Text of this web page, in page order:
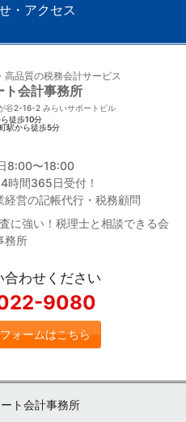
・アクセス
品質の税務会計サービス
ト会計事務所
谷2-16-2 みらいサポートビル
ら徒歩10分
駅から徒歩5分
8:00〜18:00
時間365日受付！
営の記帳代行・税務顧問
に強い！税理士と相談できる会
務所
合わせください
9080
ォームはこちら
ト会計事務所